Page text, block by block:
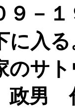
０９
に入る
ウ
曲